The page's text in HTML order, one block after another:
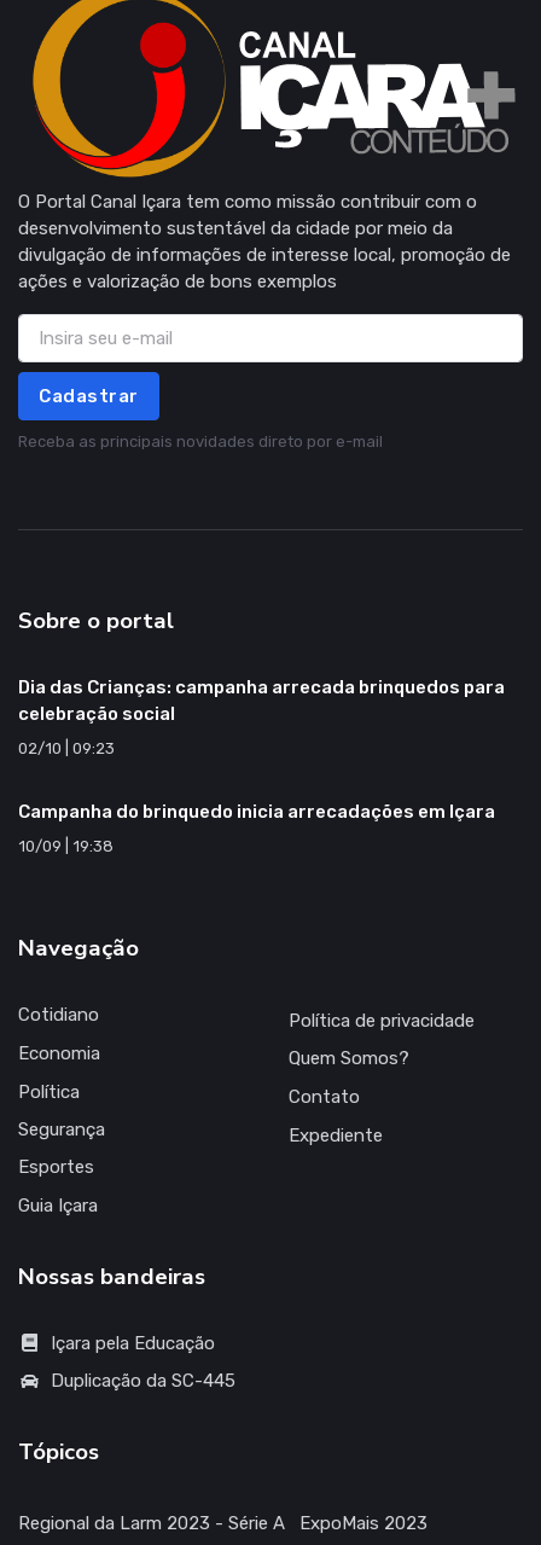
O Portal Canal Içara tem como missão contribuir com o
desenvolvimento sustentável da cidade por meio da
divulgação de informações de interesse local, promoção de
ações e valorização de bons exemplos
Cadastrar
Receba as principais novidades direto por e-mail
Sobre o portal
Dia das Crianças: campanha arrecada brinquedos para
celebração social
02/10 | 09:23
Campanha do brinquedo inicia arrecadações em Içara
10/09 | 19:38
Navegação
Cotidiano
Economia
Política
Segurança
Esportes
Guia Içara
Política de privacidade
Quem Somos?
Contato
Expediente
Nossas bandeiras
Içara pela Educação
Duplicação da SC-445
Tópicos
Regional da Larm 2023 - Série A ExpoMais 2023